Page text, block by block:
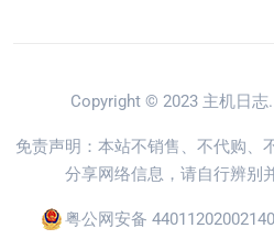
Copyright © 2023 主机日志
免责声明：本站不销售、不代购、
分享网络信息，请自行辨别
粤公网安备